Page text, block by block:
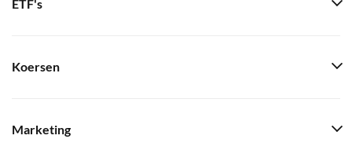
ETF's
Koersen
Marketing